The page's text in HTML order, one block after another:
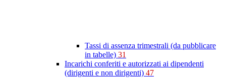
Tassi di assenza trimestrali (da pubblicare
in tabelle) 31
Incarichi conferiti e autorizzati ai dipendenti
(dirigenti e non dirigenti) 47